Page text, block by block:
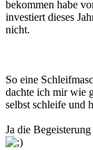
bekommen habe
investiert dieses
nicht.
So eine
dachte ich mir wie
selbst schleife und
Ja die